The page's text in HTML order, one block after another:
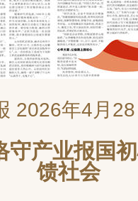
2026年4月
守产业报国
馈社会